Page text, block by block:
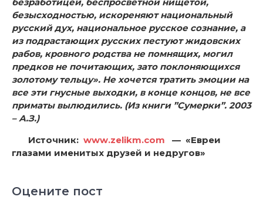
безысходностью, иско­реняют национальный
русский дух, национальное русское сознание, а
из подрастающих русских пестуют жидовских
рабов, кровного родства не помнящих, могил
предков не по­читающих, зато поклоняющихся
золотому тельцу». Не хочется тратить эмоции на
все эти гнусные выходки, в конце концов, не все
приматы вылюдились. (Из книги ”Сумерки”. 2003
– А.З.)
Источник: www.zelikm.com — «Евреи
глазами именитых друзей и недругов»
Оцените пост